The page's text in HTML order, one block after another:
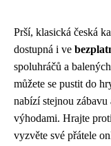
Prší, klasická česká
dostupná i ve
spoluhráčů a
můžete se pustit do
nabízí stejnou
výhodami. Hrajte
vyzvěte své přátele